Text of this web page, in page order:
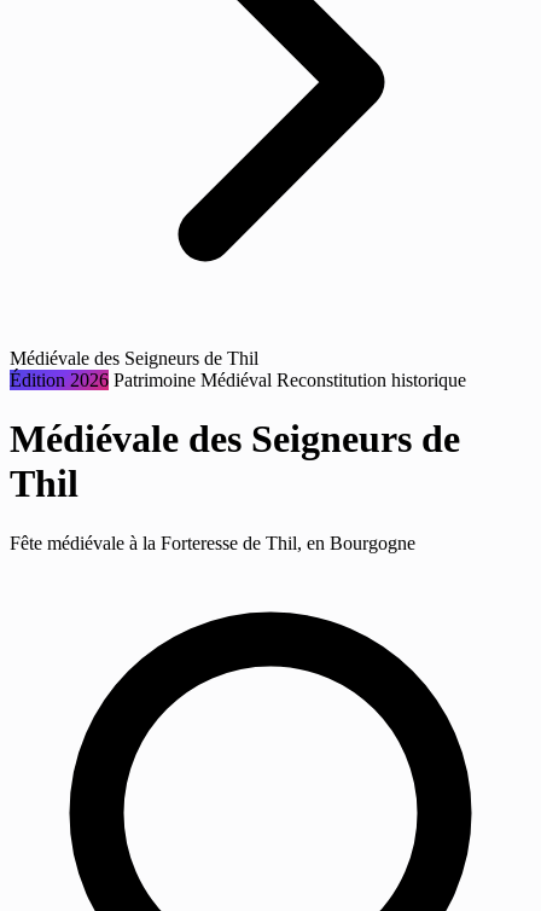
Médiévale des Seigneurs de Thil
Édition 2026 Patrimoine Médiéval Reconstitution historique
Médiévale des Seigneurs de
Thil
Fête médiévale à la Forteresse de Thil, en Bourgogne